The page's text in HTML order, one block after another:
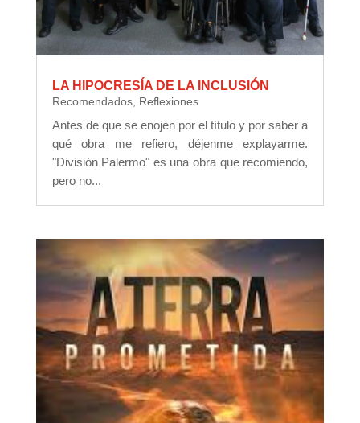
LA HIPOCRESÍA DE LA INCLUSIÓN
Recomendados, Reflexiones
Antes de que se enojen por el título y por saber a
qué obra me refiero, déjenme explayarme.
"División Palermo" es una obra que recomiendo,
pero no...